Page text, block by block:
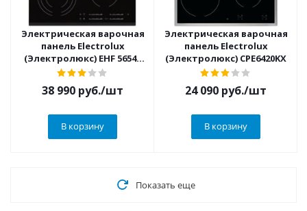
Электрическая варочная
панель Electrolux
(Электролюкс) EHF 56547
FK
38 990 руб./шт
В корзину
Электрическая варочная
панель Electrolux
(Электролюкс) CPE6420KX
24 090 руб./шт
В корзину
Показать еще